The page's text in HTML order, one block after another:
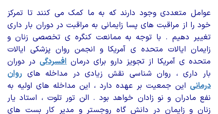
عوامل متعددی وجود دارند که به ما کمک می کنند تا تمرکز
خود را از مراقبت های پسا زایمانی به مراقبت در دوران بار داری
تغییر دهیم . با توجه به ممانعت کنگره ی تخصصی زنان و
زایمان ایالات متحده ی آمریکا و انجمن روان پزشکی ایالات
متحده ی آمریکا از تجویز دارو برای درمانافسردگی در دوران
بار داری ، روان شناسی نقش زیادی در مداخله های روان
درمانی این جمعیت بر عهده دارد ، این مداخله های اولیه به
نفع مادران و نو زادان خواهد بود . الن تور تلوت ، استاد یار
زنان و زایمان در دانش گاه روجستر و مدیر کار بست های